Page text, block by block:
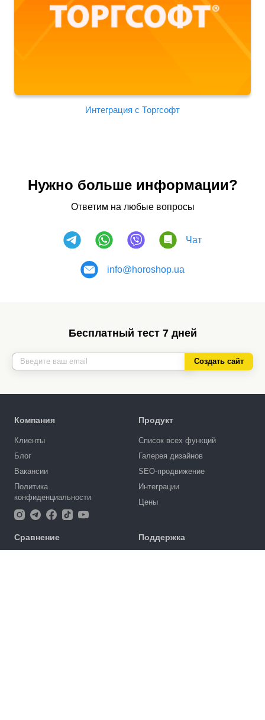
Интеграция с Торгсофт
Нужно больше информации?
Ответим на любые вопросы
Чат
info@horoshop.ua
Бесплатный тест 7 дней
Создать сайт
Компания
Клиенты
Блог
Вакансии
Политика
конфиденциальности
Продукт
Список всех функций
Галерея дизайнов
SEO-продвижение
Интеграции
Цены
Сравнение Поддержка